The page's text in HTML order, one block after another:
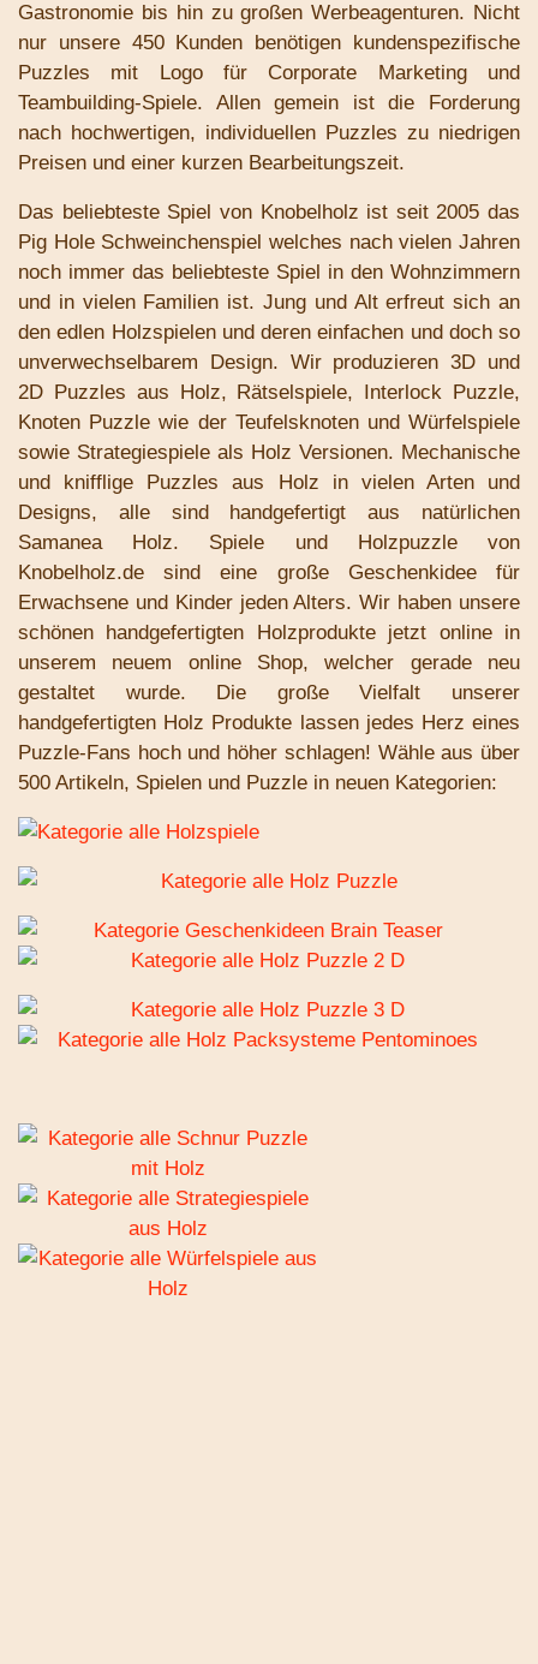
Gastronomie bis hin zu großen Werbeagenturen. Nicht
nur unsere 450 Kunden benötigen kundenspezifische
Puzzles mit Logo für Corporate Marketing und
Teambuilding-Spiele. Allen gemein ist die Forderung
nach hochwertigen, individuellen Puzzles zu niedrigen
Preisen und einer kurzen Bearbeitungszeit.
Das beliebteste Spiel von Knobelholz ist seit 2005 das
Pig Hole Schweinchenspiel welches nach vielen Jahren
noch immer das beliebteste Spiel in den Wohnzimmern
und in vielen Familien ist. Jung und Alt erfreut sich an
den edlen Holzspielen und deren einfachen und doch so
unverwechselbarem Design. Wir produzieren 3D und
2D Puzzles aus Holz, Rätselspiele, Interlock Puzzle,
Knoten Puzzle wie der Teufelsknoten und Würfelspiele
sowie Strategiespiele als Holz Versionen. Mechanische
und knifflige Puzzles aus Holz in vielen Arten und
Designs, alle sind handgefertigt aus natürlichen
Samanea Holz. Spiele und Holzpuzzle von
Knobelholz.de sind eine große Geschenkidee für
Erwachsene und Kinder jeden Alters. Wir haben unsere
schönen handgefertigten Holzprodukte jetzt online in
unserem neuem online Shop, welcher gerade neu
gestaltet wurde. Die große Vielfalt unserer
handgefertigten Holz Produkte lassen jedes Herz eines
Puzzle-Fans hoch und höher schlagen! Wähle aus über
500 Artikeln, Spielen und Puzzle in neuen Kategorien: